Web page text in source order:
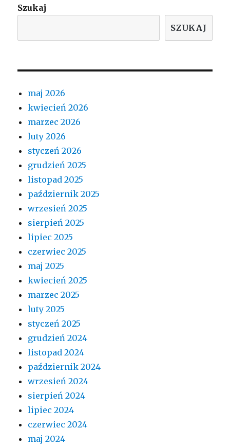
Szukaj
SZUKAJ
maj 2026
kwiecień 2026
marzec 2026
luty 2026
styczeń 2026
grudzień 2025
listopad 2025
październik 2025
wrzesień 2025
sierpień 2025
lipiec 2025
czerwiec 2025
maj 2025
kwiecień 2025
marzec 2025
luty 2025
styczeń 2025
grudzień 2024
listopad 2024
październik 2024
wrzesień 2024
sierpień 2024
lipiec 2024
czerwiec 2024
maj 2024